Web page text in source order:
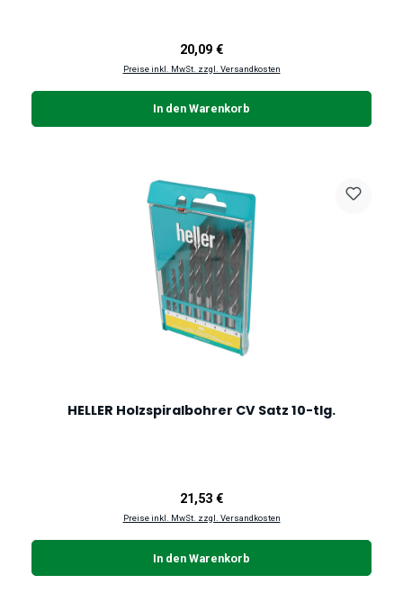
Regulärer Preis:
20,09 €
Preise inkl. MwSt. zzgl. Versandkosten
In den Warenkorb
HELLER Holzspiralbohrer CV Satz 10-tlg.
Regulärer Preis:
21,53 €
Preise inkl. MwSt. zzgl. Versandkosten
In den Warenkorb